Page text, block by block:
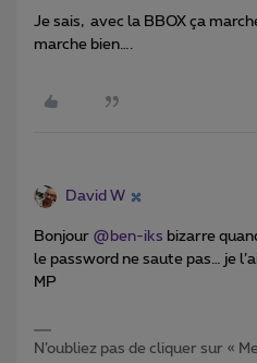
Je sais, avec la BBOX ça
marche bien….
David W
Bonjour @ben-iks bizarre
le password ne saute pas… je
MP
N’oubliez pas de cliquer sur «